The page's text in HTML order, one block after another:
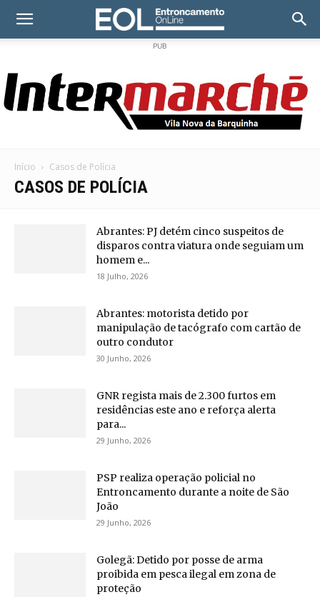
PUB
Início Casos de Polícia
CASOS DE POLÍCIA
Abrantes: PJ detém cinco suspeitos de
disparos contra viatura onde seguiam um
homem e...
18 Julho, 2026
Abrantes: motorista detido por
manipulação de tacógrafo com cartão de
outro condutor
30 Junho, 2026
GNR regista mais de 2.300 furtos em
residências este ano e reforça alerta
para...
29 Junho, 2026
PSP realiza operação policial no
Entroncamento durante a noite de São
João
29 Junho, 2026
Golegã: Detido por posse de arma
proibida em pesca ilegal em zona de
proteção